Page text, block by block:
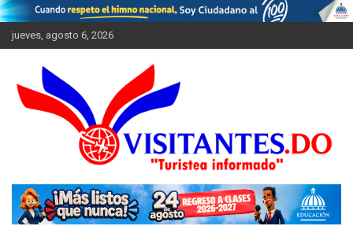
Saltar
al
contenido
jueves, agosto 6, 2026
Visitantes